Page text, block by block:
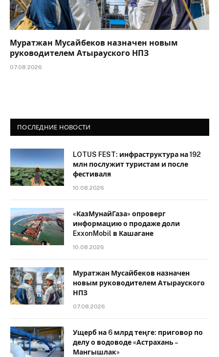
Муратжан Мусайбеков назначен новым
руководителем Атырауского НПЗ
07.08.2026
ПОСЛЕДНИЕ НОВОСТИ
LOTUS FEST: инфраструктура на 192
млн послужит туристам и после
фестиваля
10.08.2026
«КазМунайГаза» опроверг
информацию о продаже доли
ExxonMobil в Кашагане
10.08.2026
Муратжан Мусайбеков назначен
новым руководителем Атырауского
НПЗ
07.08.2026
Ущерб на 6 млрд теңге: приговор по
делу о водоводе «Астрахань –
Мангышлак»